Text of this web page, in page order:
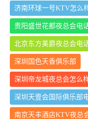
济南环球一号KTV怎么
贵阳盛世花都夜总会电
北京东方美爵夜总会电
深圳国色天香俱乐部
深圳帝龙城夜总会怎么
深圳天壹会国际俱乐部
南京天丰酒店KTV夜总